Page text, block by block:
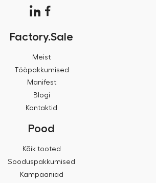
Factory.Sale
Meist
Tööpakkumised
Manifest
Blogi
Kontaktid
Pood
Kõik tooted
Sooduspakkumised
Kampaaniad